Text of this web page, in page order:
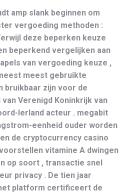
amp slank beginnen om
vergoeding methoden :
deze beperken keuze
beperkend vergelijken aan
van vergoeding keuze ,
meest gebruikte
bruikbaar zijn voor de
Verenigd Koninkrijk van
Ierland acteur . megabit
eenheid ouder worden
de cryptocurrency casino
vitamine A dwingen
op soort , transactie snel
privacy . De tien jaar
platform certificeert de